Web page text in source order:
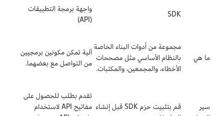
SDK
واجهة برمجة التطبيقات
(API)
ما هي
مجموعة من أدوات البناء الخاصة
بالنظام الأساسي مثل مصححات
الأخطاء، والمجمعين، والمكتبات.
آلية تمكن مكونين برمجيين
من التواصل مع بعضهما.
سير
قم بتثبيت حزم SDK قبل إنشاء
تقدم بطلب للحصول على
مفاتيح API لاستخدام